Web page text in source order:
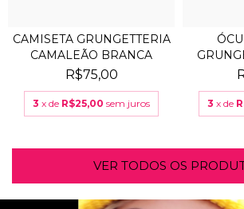
CAMISETA GRUNGETTERIA
CAMALEÃO BRANCA
R$75,00
3 x de R$25,00 sem juros 3 x de
VER TODOS OS